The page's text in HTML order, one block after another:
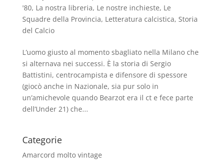
'80, La nostra libreria, Le nostre inchieste, Le
Squadre della Provincia, Letteratura calcistica, Storia
del Calcio
L’uomo giusto al momento sbagliato nella Milano che
si alternava nei successi. È la storia di Sergio
Battistini, centrocampista e difensore di spessore
(giocò anche in Nazionale, sia pur solo in
un’amichevole quando Bearzot era il ct e fece parte
dell’Under 21) che...
Categorie
Amarcord molto vintage